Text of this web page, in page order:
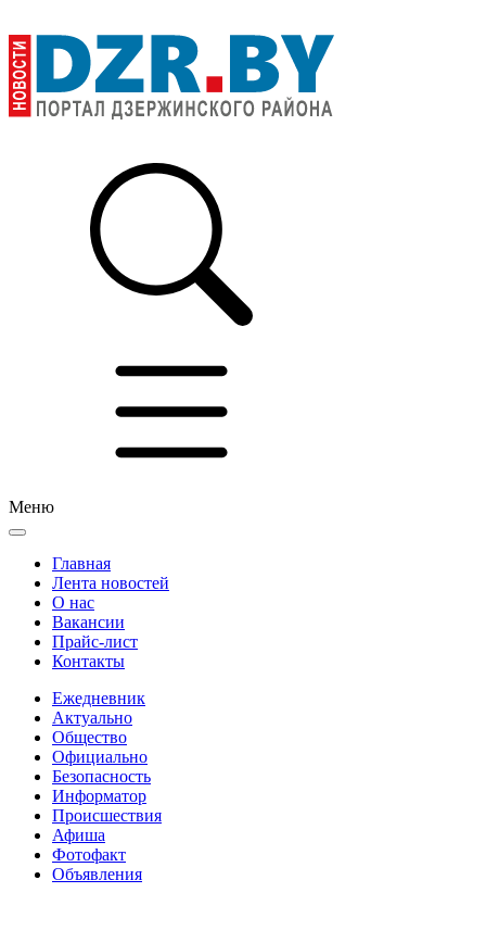
Меню
Главная
Лента новостей
О нас
Вакансии
Прайс-лист
Контакты
Ежедневник
Актуально
Общество
Официально
Безопасность
Информатор
Происшествия
Афиша
Фотофакт
Объявления